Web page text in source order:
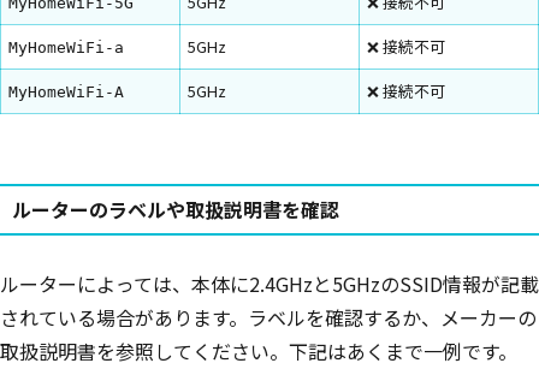
MyHomeWiFi-a 5GHz ❌ 接続不可
MyHomeWiFi-A 5GHz ❌ 接続不可
ルーターのラベルや取扱説明書を確認
ルーターによっては、本体に2.4GHzと5GHzのSSID情報が記載
されている場合があります。ラベルを確認するか、メーカーの
取扱説明書を参照してください。下記はあくまで一例です。